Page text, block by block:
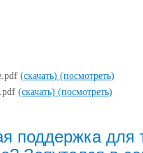
(скачать) (посмотреть)
(скачать) (посмотреть)
поддержка для